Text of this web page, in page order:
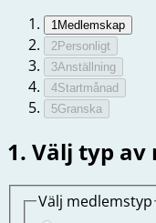
1 Medlemskap
2Personligt
3Anställning
4Startmånad
5Granska
1. Välj typ av
Välj medlemstyp